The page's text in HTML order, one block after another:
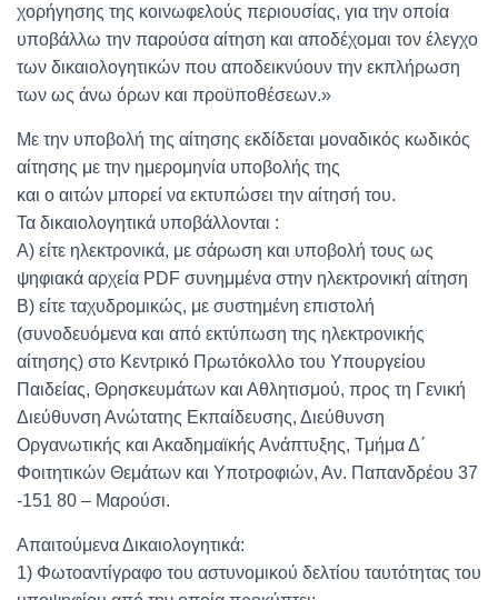
χορήγησης της κοινωφελούς περιουσίας, για την οποία
υποβάλλω την παρούσα αίτηση και αποδέχομαι τον έλεγχο
των δικαιολογητικών που αποδεικνύουν την εκπλήρωση
των ως άνω όρων και προϋποθέσεων.»
Με την υποβολή της αίτησης εκδίδεται μοναδικός κωδικός
αίτησης με την ημερομηνία υποβολής της
και ο αιτών μπορεί να εκτυπώσει την αίτησή του.
Τα δικαιολογητικά υποβάλλονται :
Α) είτε ηλεκτρονικά, με σάρωση και υποβολή τους ως
ψηφιακά αρχεία PDF συνημμένα στην ηλεκτρονική αίτηση
Β) είτε ταχυδρομικώς, με συστημένη επιστολή
(συνοδευόμενα και από εκτύπωση της ηλεκτρονικής
αίτησης) στο Κεντρικό Πρωτόκολλο του Υπουργείου
Παιδείας, Θρησκευμάτων και Αθλητισμού, προς τη Γενική
Διεύθυνση Ανώτατης Εκπαίδευσης, Διεύθυνση
Οργανωτικής και Ακαδημαϊκής Ανάπτυξης, Τμήμα Δ΄
Φοιτητικών Θεμάτων και Υποτροφιών, Αν. Παπανδρέου 37
-151 80 – Μαρούσι.
Απαιτούμενα Δικαιολογητικά:
1) Φωτοαντίγραφο του αστυνομικού δελτίου ταυτότητας του